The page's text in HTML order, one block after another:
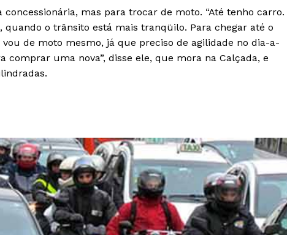
mas para trocar de moto. “Até tenho carro.
quando o trânsito está mais tranqüilo. Para chegar até o
de moto mesmo, já que preciso de agilidade no dia-a-
comprar uma nova”, disse ele, que mora na Calçada, e